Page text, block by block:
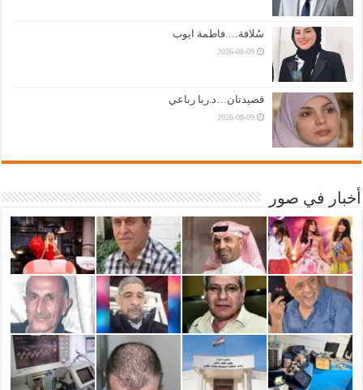
سُلافة….فاطمة ايوب
2026-08-09
قصيدتان…د.ربا رباعي
2026-08-09
أخبار في صور